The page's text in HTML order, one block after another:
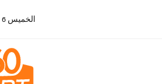
الخميس 6